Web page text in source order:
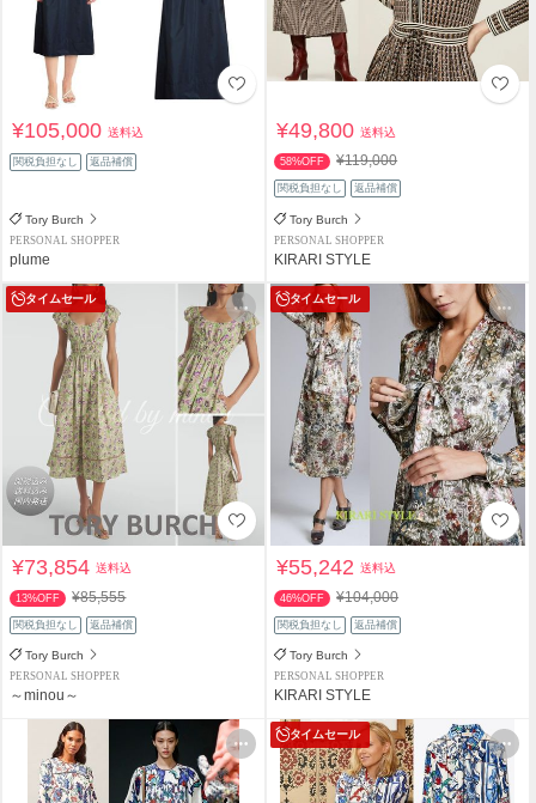
¥105,000送料込
関税負担なし 返品補償
Tory Burch
PERSONAL SHOPPER
plume
¥49,800送料込
58%OFF ¥119,000
関税負担なし 返品補償
Tory Burch
PERSONAL SHOPPER
KIRARI STYLE
タイムセール
¥73,854送料込
13%OFF ¥85,555
関税負担なし 返品補償
Tory Burch
PERSONAL SHOPPER
～minou～
タイムセール
¥55,242送料込
46%OFF ¥104,000
関税負担なし 返品補償
Tory Burch
PERSONAL SHOPPER
KIRARI STYLE
タイムセール